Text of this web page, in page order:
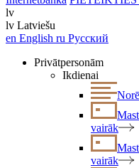
lv
lv Latviešu
en English ru Русский
Privātpersonām
Ikdienai
vairāk
vairāk